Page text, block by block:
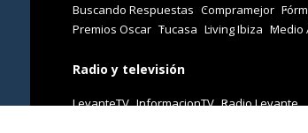
Buscando Respuestas Compramejor
Premios Oscar Tucasa Living Ibiza Medio
Radio y televisión
LevanteTV InformacionTV Radio Levante